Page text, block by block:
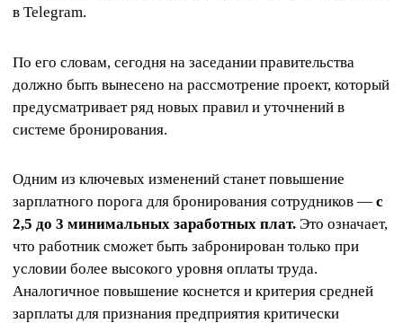
в Telegram.
По его словам, сегодня на заседании правительства
должно быть вынесено на рассмотрение проект, который
предусматривает ряд новых правил и уточнений в
системе бронирования.
Одним из ключевых изменений станет повышение
зарплатного порога для бронирования сотрудников — с
2,5 до 3 минимальных заработных плат. Это означает,
что работник сможет быть забронирован только при
условии более высокого уровня оплаты труда.
Аналогичное повышение коснется и критерия средней
зарплаты для признания предприятия критически